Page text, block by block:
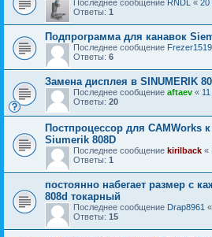
Последнее сообщение RNDL « 20
Ответы: 1
Подпрограмма для канавок
Последнее сообщение Frezer1519
Ответы: 6
Замена дисплея в SINUMERIK
Последнее сообщение aftaev «
Ответы: 20
Постпроцессор для CAMWorks
Siumerik 808D
Последнее сообщение kirilback «
Ответы: 1
постоянно набегает размер с
808d токарный
Последнее сообщение Drap8961 «
Ответы: 15